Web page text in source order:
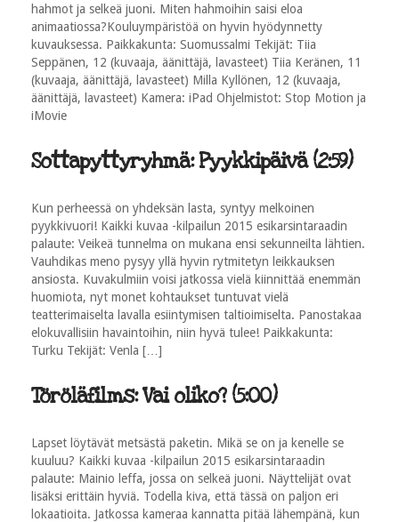
hahmot ja selkeä juoni. Miten hahmoihin saisi eloa
animaatiossa?Kouluympäristöä on hyvin hyödynnetty
kuvauksessa. Paikkakunta: Suomussalmi Tekijät: Tiia
Seppänen, 12 (kuvaaja, äänittäjä, lavasteet) Tiia Keränen, 11
(kuvaaja, äänittäjä, lavasteet) Milla Kyllönen, 12 (kuvaaja,
äänittäjä, lavasteet) Kamera: iPad Ohjelmistot: Stop Motion ja
iMovie
Sottapyttyryhmä: Pyykkipäivä (2:59)
Kun perheessä on yhdeksän lasta, syntyy melkoinen
pyykkivuori! Kaikki kuvaa -kilpailun 2015 esikarsintaraadin
palaute: Veikeä tunnelma on mukana ensi sekunneilta lähtien.
Vauhdikas meno pysyy yllä hyvin rytmitetyn leikkauksen
ansiosta. Kuvakulmiin voisi jatkossa vielä kiinnittää enemmän
huomiota, nyt monet kohtaukset tuntuvat vielä
teatterimaiselta lavalla esiintymisen taltioimiselta. Panostakaa
elokuvallisiin havaintoihin, niin hyvä tulee! Paikkakunta:
Turku Tekijät: Venla […]
Töröläfilms: Vai oliko? (5:00)
Lapset löytävät metsästä paketin. Mikä se on ja kenelle se
kuuluu? Kaikki kuvaa -kilpailun 2015 esikarsintaraadin
palaute: Mainio leffa, jossa on selkeä juoni. Näyttelijät ovat
lisäksi erittäin hyviä. Todella kiva, että tässä on paljon eri
lokaatioita. Jatkossa kameraa kannatta pitää lähempänä, kun